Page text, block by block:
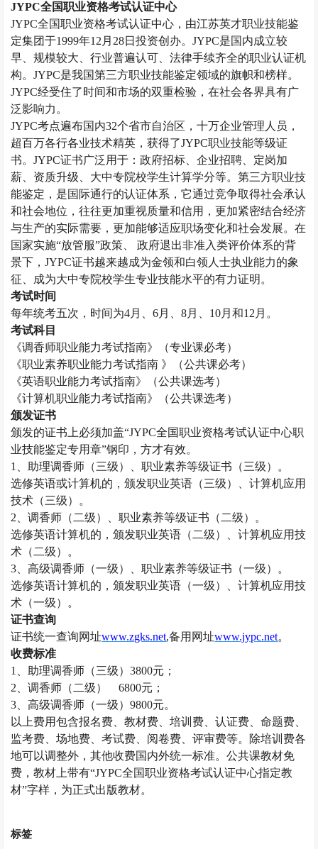
JYPC全国职业资格考试认证中心
JYPC全国职业资格考试认证中心，由江苏英才职业技能鉴
定集团于1999年12月28日投资创办。JYPC是国内成立较
早、规模较大、行业普遍认可、法律手续齐全的职业认证机
构。JYPC是我国第三方职业技能鉴定领域的旗帜和榜样。
JYPC经受住了时间和市场的双重检验，在社会各界具有广
泛影响力。
JYPC考点遍布国内32个省市自治区，十万企业管理人员，
超百万各行各业技术精英，获得了JYPC职业技能等级证
书。JYPC证书广泛用于：政府招标、企业招聘、定岗加
薪、资质升级、大中专院校学生计算学分等。第三方职业技
能鉴定，是国际通行的认证体系，它通过竞争取得社会承认
和社会地位，往往更加重视质量和信用，更加紧密结合经济
与生产的实际需要，更加能够适应职场变化和社会发展。在
国家实施“放管服”政策、 政府退出非准入类评价体系的背
景下，JYPC证书越来越成为金领和白领人士执业能力的象
征、成为大中专院校学生专业技能水平的有力证明。
考试时间
每年统考五次，时间为4月、6月、8月、10月和12月。
考试科目
《调香师职业能力考试指南》（专业课必考）
《职业素养职业能力考试指南 》（公共课必考）
《英语职业能力考试指南》（公共课选考）
《计算机职业能力考试指南》（公共课选考）
颁发证书
颁发的证书上必须加盖“JYPC全国职业资格考试认证中心职
业技能鉴定专用章”钢印，方才有效。
1、助理调香师 （三级）、职业素养等级证书（三级）。
选修英语或计算机的，颁发职业英语（三级）、计算机应用
技术（三级）。
2、调香师 （二级）、职业素养等级证书（二级）。
选修英语计算机的，颁发职业英语（二级）、计算机应用技
术（二级）。
3、高级调香师 （一级）、职业素养等级证书（一级）。
选修英语计算机的，颁发职业英语（一级）、计算机应用技
术（一级）。
证书查询
证书统一查询网址www.zgks.net,备用网址www.jypc.net。
收费标准
1、助理调香师 （三级）3800元；
2、调香师 （二级） 6800元；
3、高级调香师 （一级）9800元。
以上费用包含报名费、教材费、培训费、认证费、命题费、
监考费、场地费、考试费、阅卷费、评审费等。除培训费各
地可以调整外，其他收费国内外统一标准。公共课教材免
费，教材上带有“JYPC全国职业资格考试认证中心指定教
材”字样，为正式出版教材。
标签